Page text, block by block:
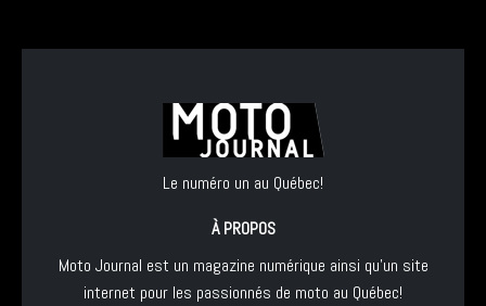
Le numéro un au Québec!
À PROPOS
Moto Journal est un magazine numérique ainsi qu'un site
internet pour les passionnés de moto au Québec!